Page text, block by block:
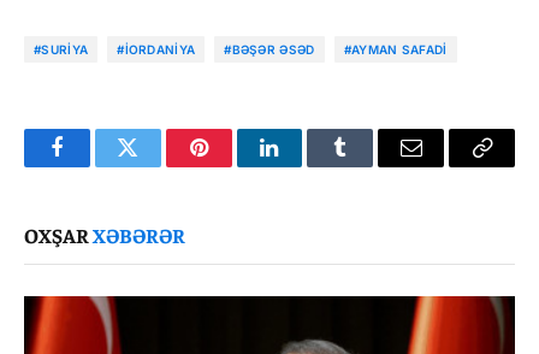
#SURIYA #İORDANIYA #BƏŞƏR ƏSƏD #AYMAN SAFADI
FacebookTwitter PinterestLinkedInTumblr Email
Copy
OXŞARXƏBƏRƏR